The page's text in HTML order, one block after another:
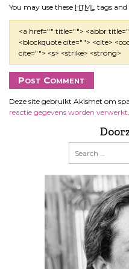
You may use these HTML tags
<a href="" title=""> <abbr
<blockquote cite=""> <cite>
cite=""> <s> <strike> <strong>
Deze site gebruikt Akismet om
reactie gegevens worden verwerkt.